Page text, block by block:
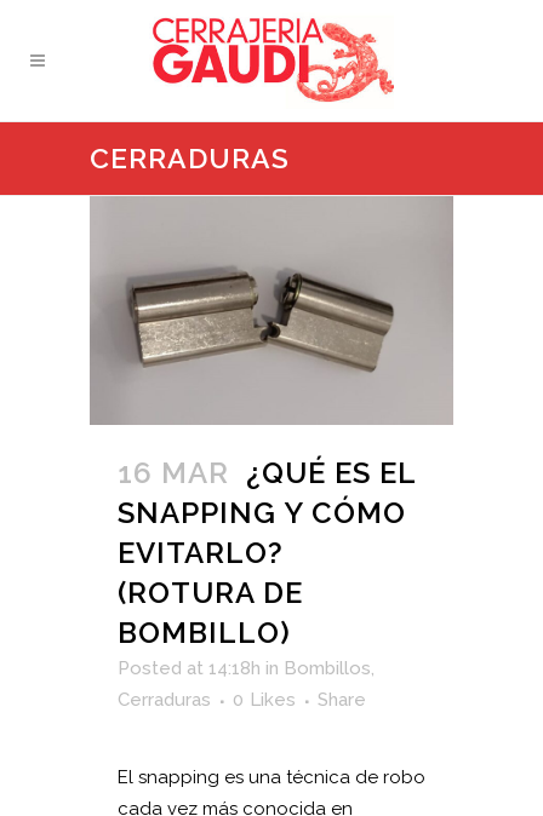
CERRADURAS
16 MAR ¿QUÉ ES EL
SNAPPING Y CÓMO
EVITARLO?
(ROTURA DE
BOMBILLO)
Posted at 14:18h in Bombillos,
Cerraduras
0 Likes Share
El snapping es una técnica de robo
cada vez más conocida en